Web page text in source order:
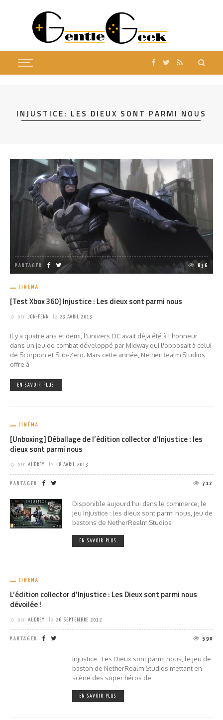
INJUSTICE: LES DIEUX SONT PARMI NOUS
PARTAGER 836
CINÉMA
[Test Xbox 360] Injustice : Les dieux sont parmi nous
par JON-FENN le 23 AVRIL 2013
Il y a quatre ans et demi, l'univers DC avait déjà été à l'honneur
dans un jeu de combat développé par Midway qui l'opposait à celui
de Scorpion et Sub-Zero. Mais cette année, NetherRealm Studios
offre à
EN SAVOIR PLUS
CINÉMA
[Unboxing] Déballage de l’édition collector d’Injustice : les
dieux sont parmi nous
par AUDREY le 18 AVRIL 2013
PARTAGER 712
Disponible aujourd'hui dans le commerce, le
jeu Injustice : les dieux sont parmi nous, jeu de
bastons de NetherRealm Studios
EN SAVOIR PLUS
CINÉMA
L’édition collector d’Injustice : Les Dieux sont parmi nous
dévoilée !
par AUDREY le 26 SEPTEMBRE 2012
PARTAGER 590
Injustice : Les Dieux sont parmi nous, le jeu de
baston de NetherRealm Studios mettant en
scène des super héros de
EN SAVOIR PLUS